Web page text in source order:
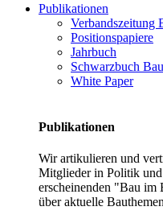
Publikationen
Positionspapiere
Jahrbuch
Schwarzbuch
White Paper
Publikationen
Wir artikulieren und
Mitglieder in Politik
erscheinenden "Bau
über aktuelle